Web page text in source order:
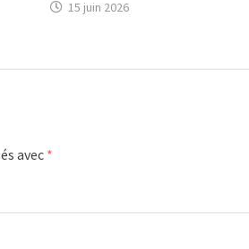
15 juin 2026
avec*